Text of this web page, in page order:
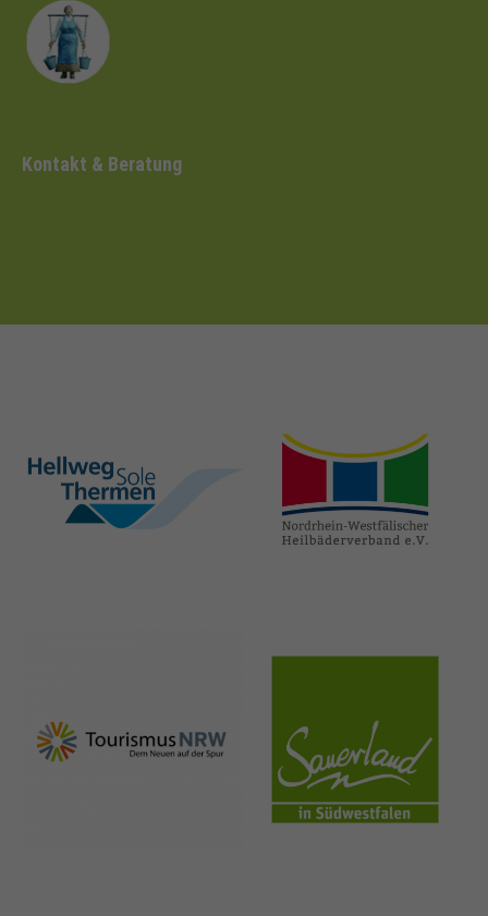
Kontakt & Beratung
hellweg-sole-
thermen.de
heilbaeder.de
nrw-
tourismus.de
sauerland.co
m